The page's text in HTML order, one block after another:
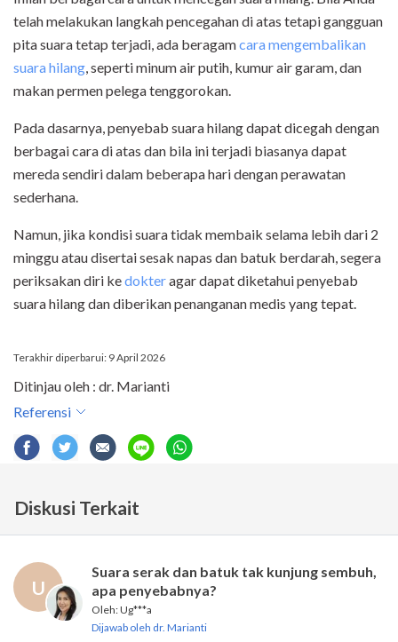
telah melakukan langkah pencegahan di atas tetapi gangguan
pita suara tetap terjadi, ada beragamcara mengembalikan
suara hilang, seperti minum air putih, kumur air garam, dan
makan permen pelega tenggorokan.
Pada dasarnya, penyebab suara hilang dapat dicegah dengan
berbagai cara di atas dan bila ini terjadi biasanya dapat
mereda sendiri dalam beberapa hari dengan perawatan
sederhana.
Namun, jika kondisi suara tidak membaik selama lebih dari 2
minggu atau disertai sesak napas dan batuk berdarah, segera
periksakan diri kedokteragar dapat diketahui penyebab
suara hilang dan diberikan penanganan medis yang tepat.
Terakhir diperbarui: 9 April 2026